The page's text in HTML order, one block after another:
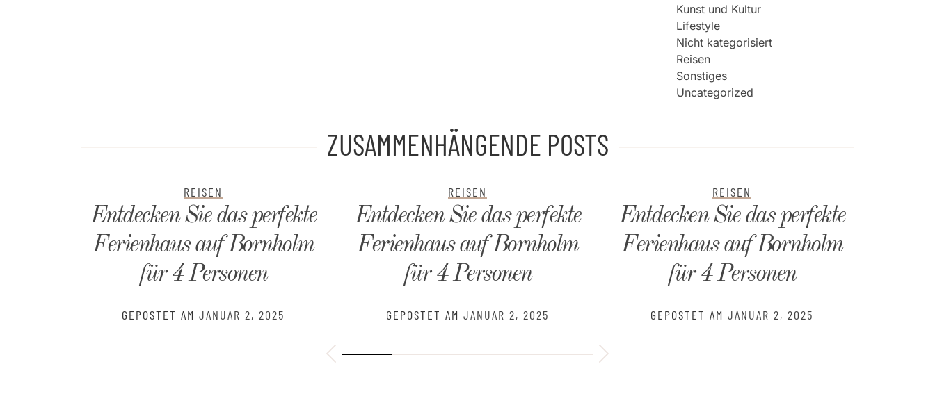
Kunst und Kultur
Lifestyle
Nicht kategorisiert
Reisen
Sonstiges
Uncategorized
ZUSAMMENHÄNGENDE POSTS
REISEN
Entdecken Sie das perfekte
Ferienhaus auf Bornholm
für 4 Personen
GEPOSTET AM JANUAR 2, 2025
REISEN
Entdecken Sie das perfekte
Ferienhaus auf Bornholm
für 4 Personen
GEPOSTET AM JANUAR 2, 2025
REISEN
Entdecken Sie das perfekte
Ferienhaus auf Bornholm
für 4 Personen
GEPOSTET AM JANUAR 2, 2025